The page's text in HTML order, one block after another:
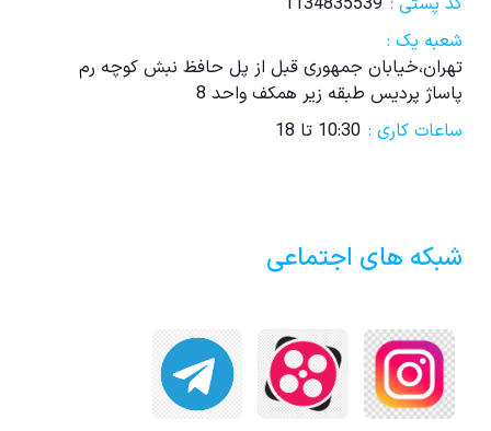
شعبه یک :
تهران،خیابان جمهوری قبل از پل حافظ نبش کوچه رم
پاساژ پردیس طبقه زیر همکف واحد 8
ساعات کاری : 10:30 تا 18
شبکه های اجتماعی